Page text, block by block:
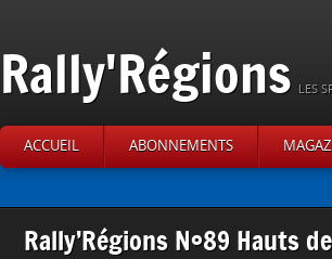
Rally'Régions LES
ACCUEIL ABONNEMENTS
Rally’Régions N°89 Hauts